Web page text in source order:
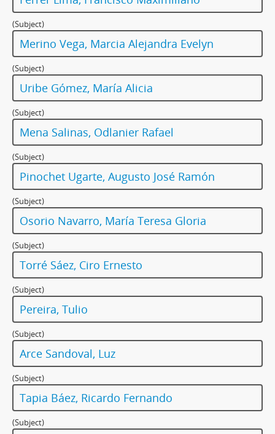
(Subject)
Merino Vega, Marcia Alejandra Evelyn
(Subject)
Uribe Gómez, María Alicia
(Subject)
Mena Salinas, Odlanier Rafael
(Subject)
Pinochet Ugarte, Augusto José Ramón
(Subject)
Osorio Navarro, María Teresa Gloria
(Subject)
Torré Sáez, Ciro Ernesto
(Subject)
Pereira, Tulio
(Subject)
Arce Sandoval, Luz
(Subject)
Tapia Báez, Ricardo Fernando
(Subject)